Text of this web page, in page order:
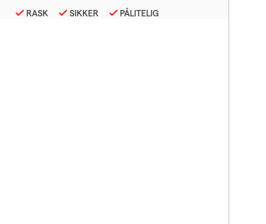
RASK SIKKER PÅLITELIG